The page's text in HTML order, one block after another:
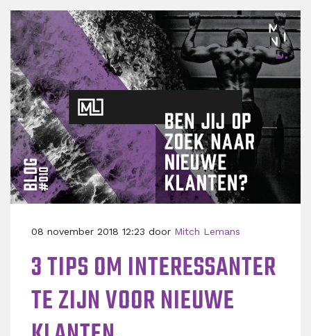
08 november 2018 12:23 door Mitch Lemans
3 TIPS OM INTERESSANTER
TE ZIJN VOOR NIEUWE